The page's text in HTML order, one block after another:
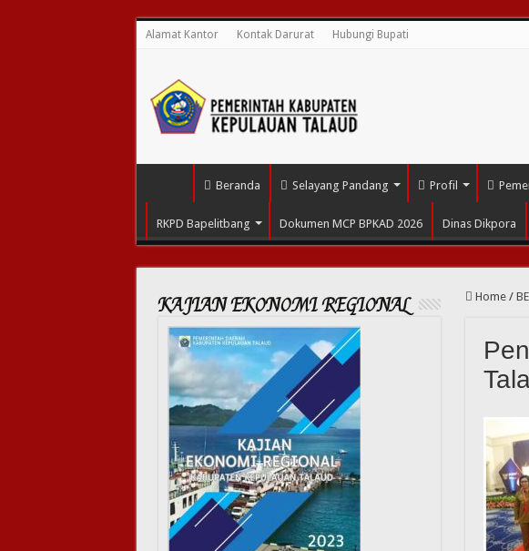
Alamat Kantor Kontak Darurat Hubungi Bupati
Beranda Selayang Pandang Profil
RKPD Bapelitbang Dokumen MCP BPKAD 2026 Dinas Dikpora
Home /
KAJIAN EKONOMI REGIONAL